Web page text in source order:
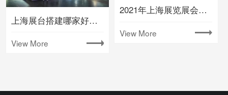
上海展台搭建哪家好要注意什么
View More
2021年上海展览展会时间排期表(下半年)
View More